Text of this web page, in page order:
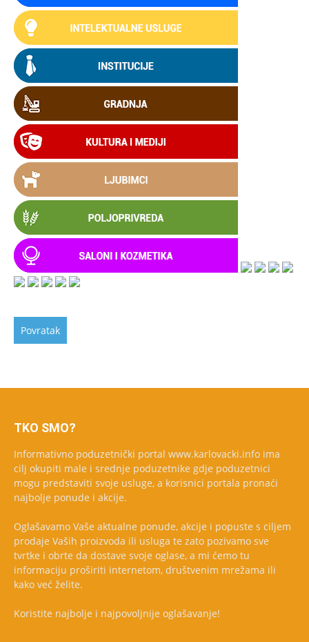
TKO SMO?
Informativno poduzetnički portal www.karlovacki.info ima
cilj okupiti male i srednje poduzetnike gdje poduzetnici
mogu predstaviti svoje usluge, a korisnici portala pronaći
najbolje ponude i akcije.
Oglašavamo Vaše aktualne ponude, akcije i popuste s ciljem
prodaje Vaših proizvoda ili usluga te zato pozivamo sve
tvrtke i obrte da dostave svoje oglase, a mi ćemo tu
informaciju proširiti internetom, društvenim mrežama ili
kako već želite.
Koristite najbolje i najpovoljnije oglašavanje!